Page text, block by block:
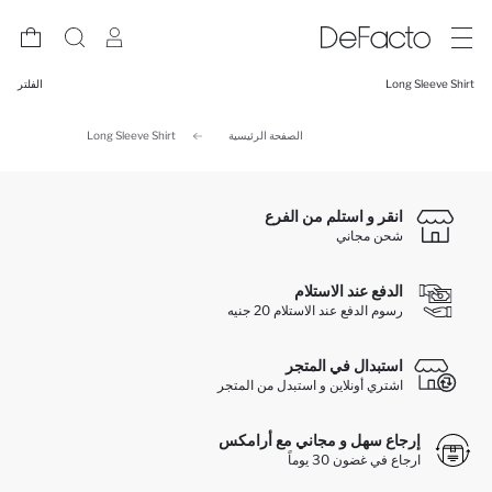
Long Sleeve Shirt الفلتر
الصفحة الرئيسية Long Sleeve Shirt
انقر و استلم من الفرع
شحن مجاني
الدفع عند الاستلام
رسوم الدفع عند الاستلام 20 جنيه
استبدال في المتجر
اشتري أونلاين و استبدل من المتجر
إرجاع سهل و مجاني مع أرامكس
ارجاع في غضون 30 يوماً